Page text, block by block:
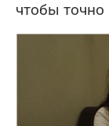
чтобы точно